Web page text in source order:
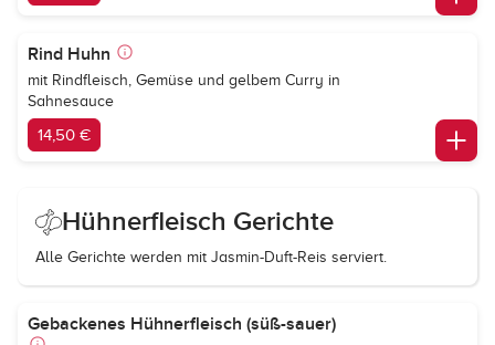
Rind Huhn
mit Rindfleisch, Gemüse und gelbem Curry in
Sahnesauce
14,50 €
Hühnerfleisch Gerichte
Alle Gerichte werden mit Jasmin-Duft-Reis serviert.
Gebackenes Hühnerfleisch (süß-sauer)